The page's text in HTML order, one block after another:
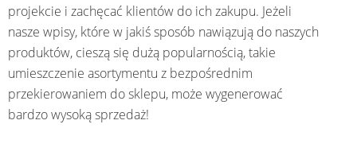
projekcie i zachęcać klientów do ich zakupu. Jeżeli
nasze wpisy, które w jakiś sposób nawiązują do naszych
produktów, cieszą się dużą popularnością, takie
umieszczenie asortymentu z bezpośrednim
przekierowaniem do sklepu, może wygenerować
bardzo wysoką sprzedaż!